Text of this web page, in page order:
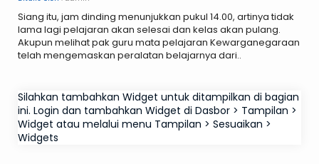
Siang itu, jam dinding menunjukkan pukul 14.00, artinya tidak
lama lagi pelajaran akan selesai dan kelas akan pulang.
Akupun melihat pak guru mata pelajaran Kewarganegaraan
telah mengemaskan peralatan belajarnya dari..
Silahkan tambahkan Widget untuk ditampilkan di bagian
ini. Login dan tambahkan Widget di Dasbor > Tampilan >
Widget atau melalui menu Tampilan > Sesuaikan >
Widgets